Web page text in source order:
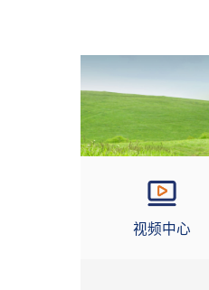
视频中心